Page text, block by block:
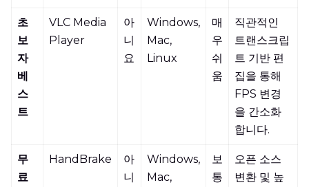
초
보
자
베
스
트
VLC Media
Player
아
니
요
Windows,
Mac,
Linux
매
우
쉬
움
직관적인
트랜스크립
트 기반 편
집을 통해
FPS 변경
을 간소화
합니다.
무
료
HandBrake
아
니
Windows,
Mac,
보
통
오픈 소스
변환 및 높